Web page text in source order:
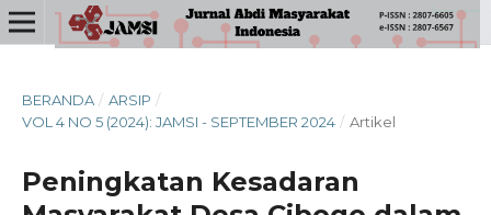
BERANDA / ARSIP /
VOL 4 NO 5 (2024): JAMSI - SEPTEMBER 2024 / Artikel
Peningkatan Kesadaran